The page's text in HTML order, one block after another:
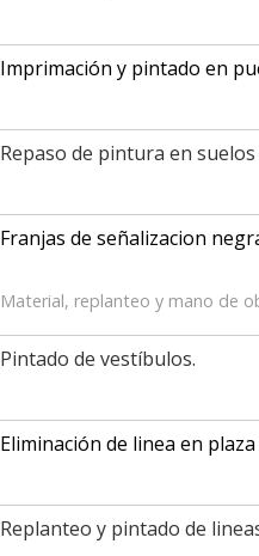
Imprimación y pintado en
Repaso de pintura en suelos
Franjas de señalizacion
Material, replanteo y mano de
Pintado de vestíbulos.
Eliminación de linea en
Replanteo y pintado de